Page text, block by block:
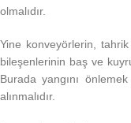
olmalıdır.
Yine konveyörlerin,
bileşenlerinin baş ve
Burada yangını
alınmalıdır.